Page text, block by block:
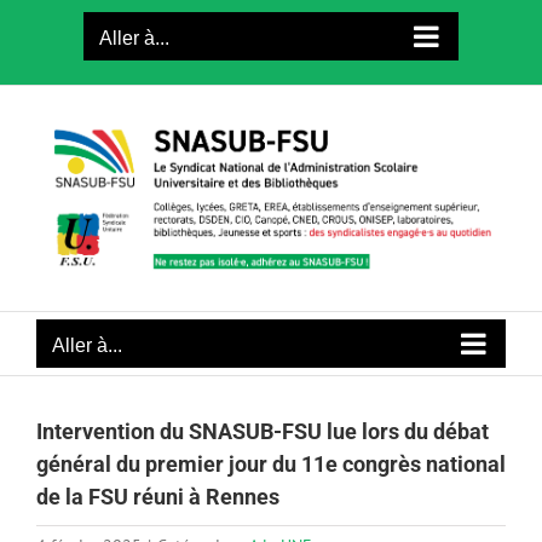
Aller à...
Aller à...
Intervention du SNASUB-FSU lue lors du débat
général du premier jour du 11e congrès national
de la FSU réuni à Rennes